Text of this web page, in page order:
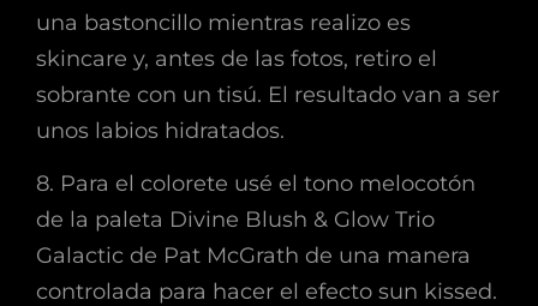
una bastoncillo mientras realizo es
skincare y, antes de las fotos, retiro el
sobrante con un tisú. El resultado van a ser
unos labios hidratados.
8. Para el colorete usé el tono melocotón
de la paleta Divine Blush & Glow Trio
Galactic de Pat McGrath de una manera
controlada para hacer el efecto sun kissed.